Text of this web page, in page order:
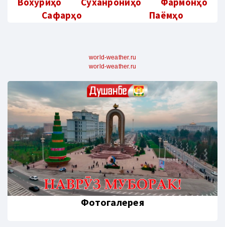
Сафарҳо
Паёмҳо
world-weather.ru
world-weather.ru
Фотогалерея